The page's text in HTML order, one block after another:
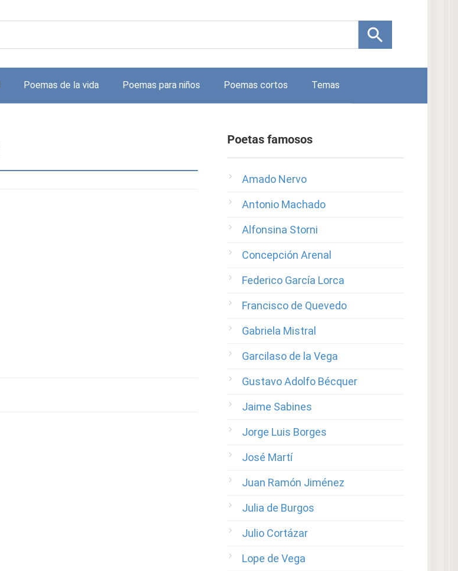
Poemas de la vida Poemas para niños Poemas cortos Temas
Poetas famosos
Amado Nervo
Antonio Machado
Alfonsina Storni
Concepción Arenal
Federico García Lorca
Francisco de Quevedo
Gabriela Mistral
Garcilaso de la Vega
Gustavo Adolfo Bécquer
Jaime Sabines
Jorge Luis Borges
José Martí
Juan Ramón Jiménez
Julia de Burgos
Julio Cortázar
Lope de Vega